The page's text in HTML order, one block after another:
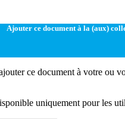
Ajouter ce document à la (aux)
ce document à votre ou
uniquement pour les